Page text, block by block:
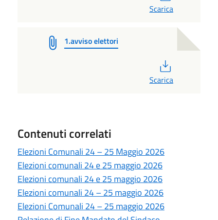
Scarica
1.avviso elettori
Scarica
Contenuti correlati
Elezioni Comunali 24 – 25 Maggio 2026
Elezioni comunali 24 e 25 maggio 2026
Elezioni comunali 24 e 25 maggio 2026
Elezioni comunali 24 – 25 maggio 2026
Elezioni Comunali 24 – 25 maggio 2026